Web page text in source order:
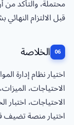
محتملة، والتأكد
قبل الالتزام النهائي
الخلاصة
اختيار نظام إدارة
الاحتياجات،
الاحتياجات،
اختيار منصة تضيف